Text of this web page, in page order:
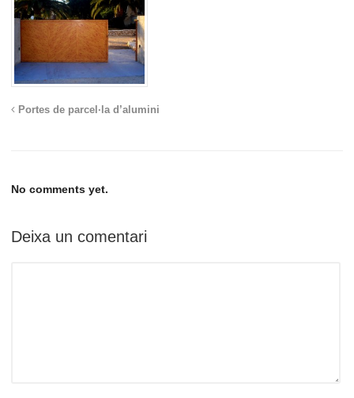
Portes de parcel·la d’alumini
No comments yet.
Deixa un comentari